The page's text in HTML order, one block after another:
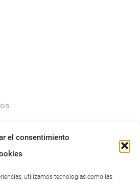
el consentimiento
utilizamos tecnologías como las